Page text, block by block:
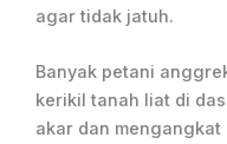
agar tidak jatuh.
Banyak petani
kerikil tanah liat di
akar dan